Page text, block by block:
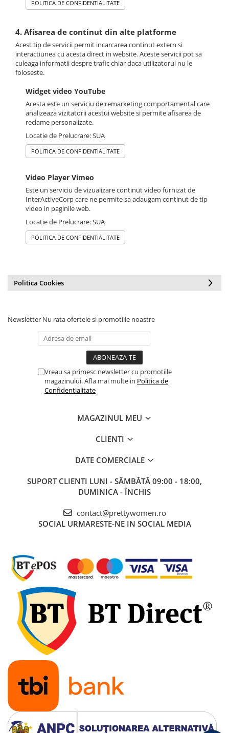
POLITICA DE CONFIDENTIALITATE
4. Afisarea de continut din alte platforme
Acest tip de servicii permit incarcarea continut extern si
interactiunea cu acesta direct in website. Aceste servicii pot sa
culeaga informatii despre trafic chiar daca utilizatorul nu le
foloseste.
Widget video YouTube
Acesta este un serviciu de remarketing comportamental care
analizeaza vizitatorii acestui website si permite afisarea de
reclame personalizate.
Locatie de Prelucrare: SUA
POLITICA DE CONFIDENTIALITATE
Video Player Vimeo
Este un serviciu de vizualizare continut video furnizat de
InterActiveCorp care ne permite sa adaugam continut de tip
video in paginile web.
Locatie de Prelucrare: SUA
POLITICA DE CONFIDENTIALITATE
Politica Cookies
Newsletter Nu rata ofertele si promotiile noastre
Vreau sa primesc newsletter cu promotiile
magazinului. Afla mai multe in Politica de
Confidentialitate
MAGAZINUL MEU
CLIENTI
DATE COMERCIALE
SUPORT CLIENTI LUNI - SÂMBĂTĂ 09:00 - 18:00,
DUMINICA - ÎNCHIS
contact@prettywomen.ro
SOCIAL URMARESTE-NE IN SOCIAL MEDIA